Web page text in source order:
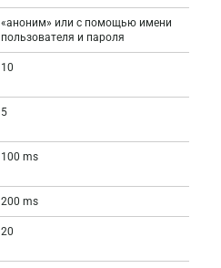
«аноним» или с помощью имени
пользователя и пароля
10
5
100 ms
200 ms
20